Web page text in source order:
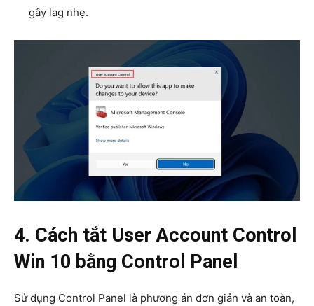
gây lag nhẹ.
4. Cách tắt User Account Control
Win 10 bằng Control Panel
Sử dụng Control Panel là phương án đơn giản và an toàn,